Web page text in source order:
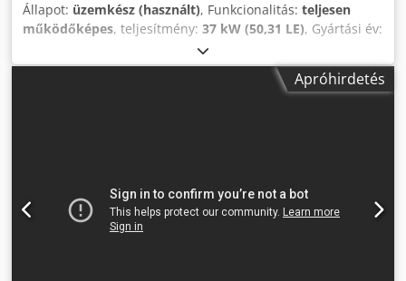
Állapot: üzemkész (használt), Funkcionalitás: teljesen
működőképes, teljesítmény: 37 kW (50,31 LE), Gyártási év:
, használható tartálykapacitás:
1 500 l, fordulatszám (max.):3 800 ford/min, térfogatáram:
, A kompresszort
Otto Klein GmbH GÉPADATOK Motorteljesítmény: 37 kW
Motor fordulatszáma: 3 800 ford./perc Üzemóra (2025.12.
állapot): 31 006 óra Gép tömege: 860 kg A következő
Apróhirdetés